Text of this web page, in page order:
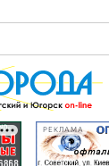
РЕКЛАМА